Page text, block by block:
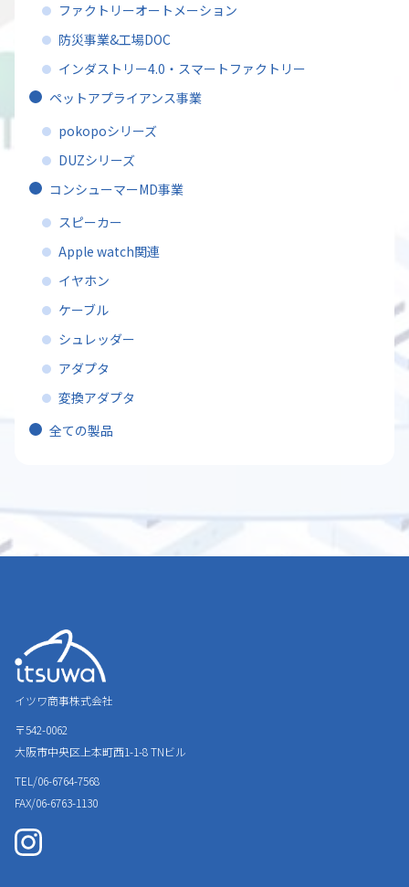
ファクトリーオートメーション
防災事業&工場DOC
インダストリー4.0・スマートファクトリー
ペットアプライアンス事業
pokopoシリーズ
DUZシリーズ
コンシューマーMD事業
スピーカー
Apple watch関連
イヤホン
ケーブル
シュレッダー
アダプタ
変換アダプタ
全ての製品
イツワ商事株式会社
〒542-0062
大阪市中央区上本町西1-1-8TNビル
TEL/06-6764-7568
FAX/06-6763-1130